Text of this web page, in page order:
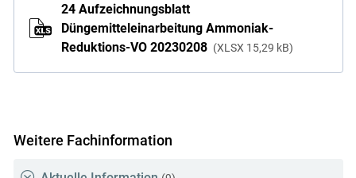
24 Aufzeichnungsblatt
Düngemitteleinarbeitung Ammoniak-
Reduktions-VO 20230208
XLSX 15,29 kB
Weitere Fachinformation